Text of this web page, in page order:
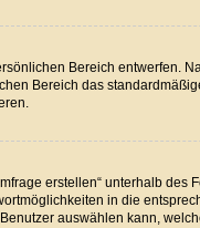
Bereich entwerfen.
Bereich das
erstellen“ unterhalb
in die
auswählen kann,